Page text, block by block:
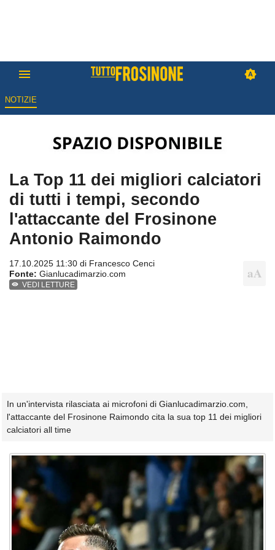
NOTIZIE
La Top 11 dei migliori calciatori
di tutti i tempi, secondo
l'attaccante del Frosinone
Antonio Raimondo
17.10.2025 11:30 di Francesco Cenci
Fonte: Gianlucadimarzio.com
VEDI LETTURE
In un'intervista rilasciata ai microfoni di Gianlucadimarzio.com,
l'attaccante del Frosinone Raimondo cita la sua top 11 dei migliori
calciatori all time